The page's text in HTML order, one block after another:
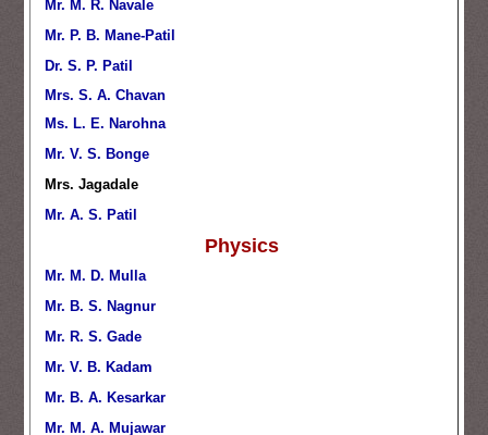
Mr. M. R. Navale
Mr. P. B. Mane-Patil
Dr. S. P. Patil
Mrs. S. A. Chavan
Ms. L. E. Narohna
Mr. V. S. Bonge
Mrs. Jagadale
Mr. A. S. Patil
Physics
Mr. M. D. Mulla
Mr. B. S. Nagnur
Mr. R. S. Gade
Mr. V. B. Kadam
Mr. B. A. Kesarkar
Mr. M. A. Mujawar